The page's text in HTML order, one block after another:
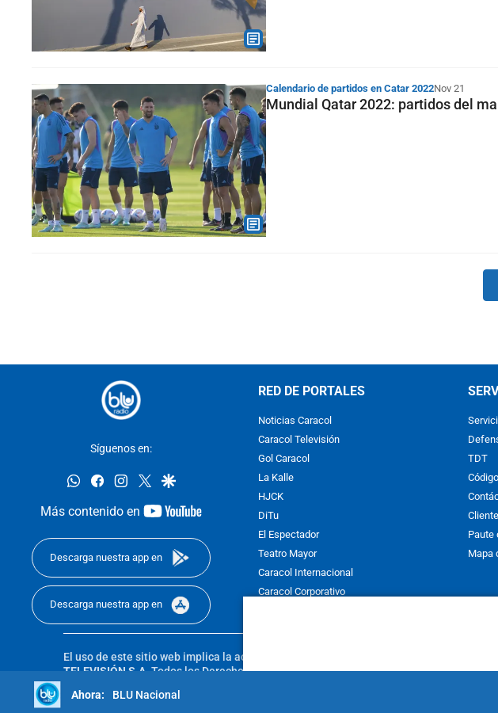
Calendario de partidos en Catar 2022Nov 21
Mundial Qatar 2022: partidos del
Síguenos en:
whatsappfacebookinstagram
twittergoogle
Más contenido en
youtube-
Descarga nuestra app en
Descarga nuestra app en
RED DE PORTALES
Noticias Caracol
Caracol Televisión
Gol Caracol
La Kalle
HJCK
DiTu
El Espectador
Teatro Mayor
Caracol Internacional
Caracol Corporativo
TDT
Paute
Mapa
El uso de este sitio web implica la aceptación de los
TELEVISIÓN S.A.Todos los Derechos Reservados D.R.A. Prohibida su reproducción
sin autorización escrita de su titular. Reproduction in whole or in part, or translation
reserved 2025.BLU Nacional